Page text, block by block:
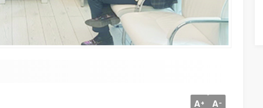
A+ A-